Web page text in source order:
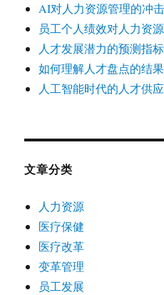
AI对人力资源管理的冲击
员工个人绩效对人力资
人才发展潜力的预测指标
如何理解人才盘点的结果
人工智能时代的人才供
文章分类
人力资源
医疗保健
医疗改革
变革管理
员工发展